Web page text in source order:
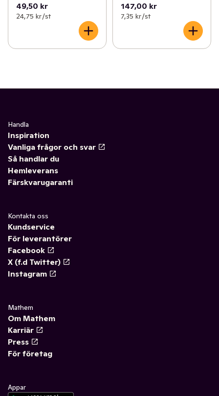
49,50 kr
24,75 kr /st
147,00 kr
7,35 kr /st
Handla
Inspiration
Vanliga frågor och svar
Så handlar du
Hemleverans
Färskvarugaranti
Kontakta oss
Kundservice
För leverantörer
Facebook
X (f.d Twitter)
Instagram
Mathem
Om Mathem
Karriär
Press
För företag
Appar